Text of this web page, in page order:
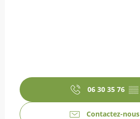
06 30 35 76 ▒▒
Contactez-nous